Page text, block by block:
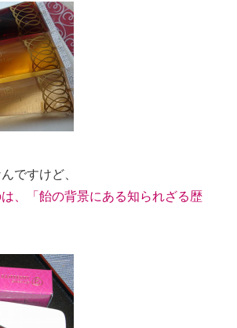
ですけど、
、「飴の背景にある知られざる歴